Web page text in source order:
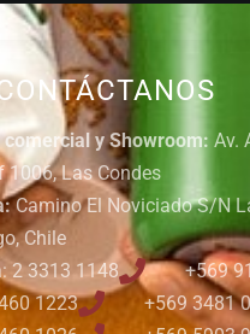
y Showroom: Av.
1006, Las Condes
Camino El Noviciado S/N
Chile
2 3313 1148
+569
1223
+569 3481